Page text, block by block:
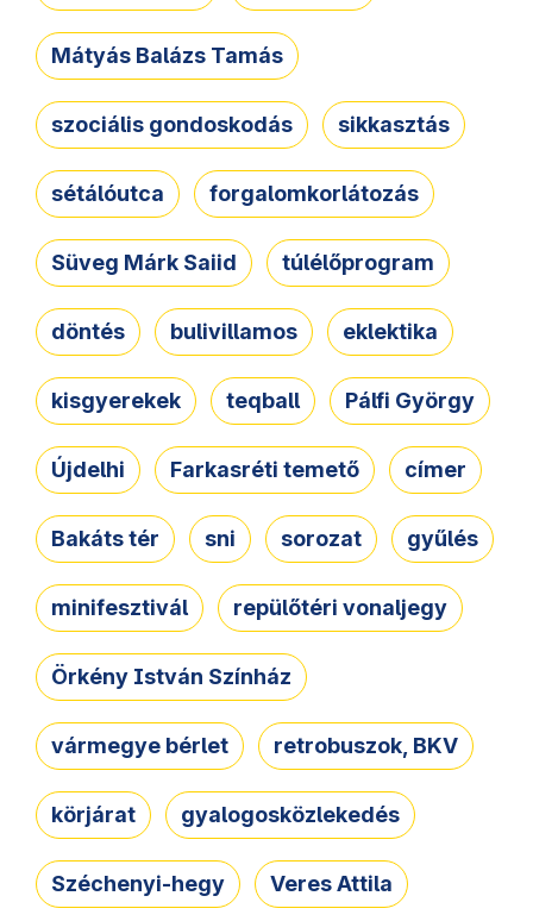
Mátyás Balázs Tamás
szociális gondoskodás sikkasztás
sétálóutca forgalomkorlátozás
Süveg Márk Saiid túlélőprogram
döntés bulivillamos eklektika
kisgyerekek teqball Pálfi György
Újdelhi Farkasréti temető címer
Bakáts tér sni sorozat gyűlés
minifesztivál repülőtéri vonaljegy
Örkény István Színház
vármegye bérlet retrobuszok, BKV
körjárat gyalogosközlekedés
Széchenyi-hegy Veres Attila